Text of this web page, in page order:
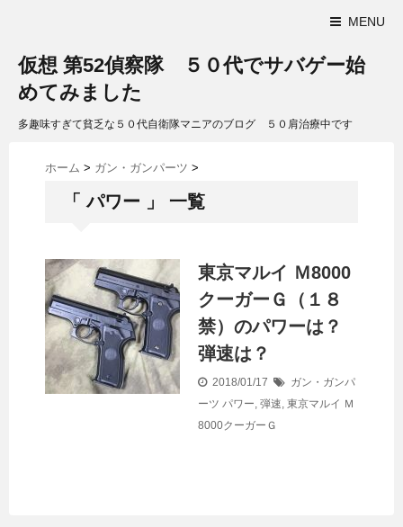
MENU
仮想 第52偵察隊 ５０代でサバゲー始
めてみました
多趣味すぎて貧乏な５０代自衛隊マニアのブログ ５０肩治療中です
ホーム > ガン・ガンパーツ >
「 パワー 」 一覧
東京マルイ Ｍ8000
クーガーＧ（１８
禁）のパワーは？
弾速は？
2018/01/17
ガン・ガンパ
ーツ パワー, 弾速, 東京マルイ Ｍ
8000クーガーＧ